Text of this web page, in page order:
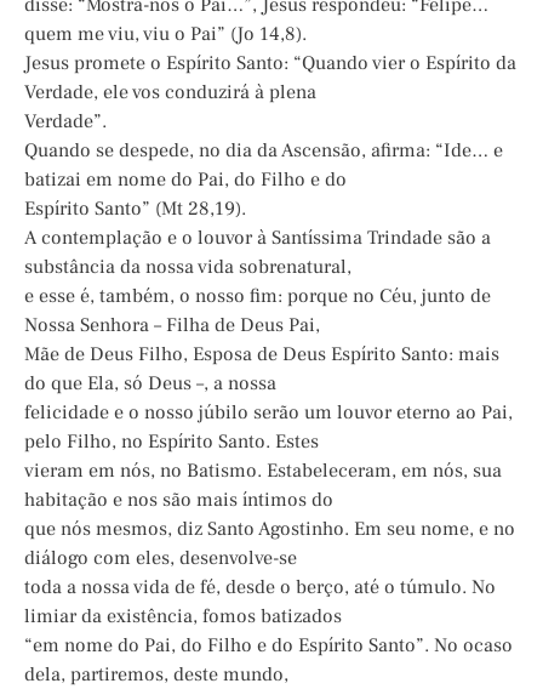
disse: “Mostra-nos o Pai…”, Jesus respondeu: “Felipe…
quem me viu, viu o Pai” (Jo 14,8).
Jesus promete o Espírito Santo: “Quando vier o Espírito da
Verdade, ele vos conduzirá à plena
Verdade”.
Quando se despede, no dia da Ascensão, afirma: “Ide… e
batizai em nome do Pai, do Filho e do
Espírito Santo” (Mt 28,19).
A contemplação e o louvor à Santíssima Trindade são a
substância da nossa vida sobrenatural,
e esse é, também, o nosso fim: porque no Céu, junto de
Nossa Senhora – Filha de Deus Pai,
Mãe de Deus Filho, Esposa de Deus Espírito Santo: mais
do que Ela, só Deus –, a nossa
felicidade e o nosso júbilo serão um louvor eterno ao Pai,
pelo Filho, no Espírito Santo. Estes
vieram em nós, no Batismo. Estabeleceram, em nós, sua
habitação e nos são mais íntimos do
que nós mesmos, diz Santo Agostinho. Em seu nome, e no
diálogo com eles, desenvolve-se
toda a nossa vida de fé, desde o berço, até o túmulo. No
limiar da existência, fomos batizados
“em nome do Pai, do Filho e do Espírito Santo”. No ocaso
dela, partiremos, deste mundo,